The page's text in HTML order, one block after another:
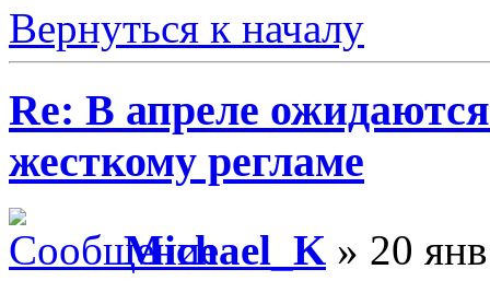
Вернуться к началу
Re: В апреле
жесткому регламе
Michael_K » 20